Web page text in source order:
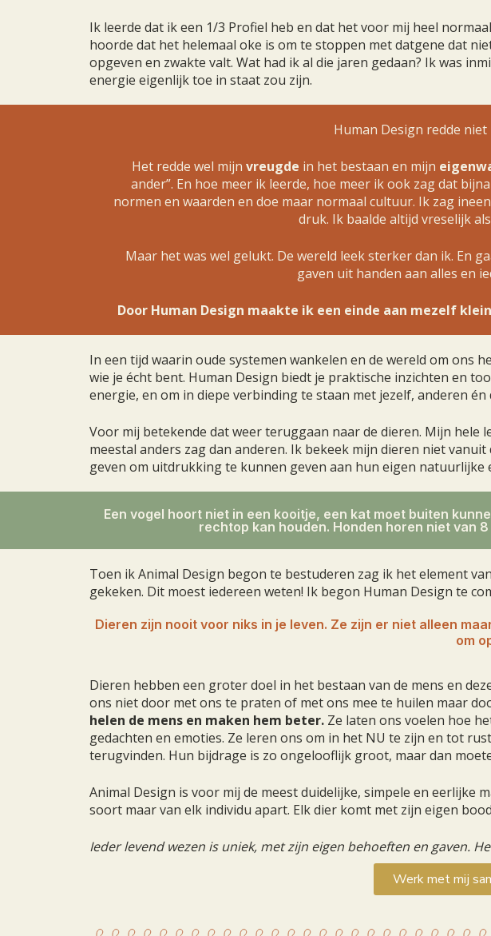
Ik leerde dat ik een 1/3 Profiel heb en dat het voor mij heel
hoorde dat het helemaal oke is om te stoppen met datgene dat
opgeven en zwakte valt. Wat had ik al die jaren gedaan? Ik was
energie eigenlijk toe in staat zou zijn.
Human Design redde
Het redde wel mijn vreugde in het bestaan en mijn
ander”. En hoe meer ik leerde, hoe meer ik ook zag dat
normen en waarden en doe maar normaal cultuur. Ik zag
druk. Ik baalde altijd vreselijk
Maar het was wel gelukt. De wereld leek sterker dan ik. En
gaven uit handen aan alles en
Door Human Design maakte ik een einde aan mezelf
In een tijd waarin oude systemen wankelen en de wereld om
wie je écht bent. Human Design biedt je praktische inzichten en
energie, en om in diepe verbinding te staan met jezelf, anderen én
Voor mij betekende dat weer teruggaan naar de dieren. Mijn hele
meestal anders zag dan anderen. Ik bekeek mijn dieren niet
geven om uitdrukking te kunnen geven aan hun eigen natuurlijke
Een vogel hoort niet in een kooitje, een kat moet buiten
rechtop kan houden. Honden horen niet van
Toen ik Animal Design begon te bestuderen zag ik het element
gekeken. Dit moest iedereen weten! Ik begon Human Design te
Dieren zijn nooit voor niks in je leven. Ze zijn er niet alleen
om
Dieren hebben een groter doel in het bestaan van de mens en
ons niet door met ons te praten of met ons mee te huilen maar
helen de mens en maken hem beter. Ze laten ons voelen hoe
gedachten en emoties. Ze leren ons om in het NU te zijn en tot
terugvinden. Hun bijdrage is zo ongelooflijk groot, maar dan
Animal Design is voor mij de meest duidelijke, simpele en
soort maar van elk individu apart. Elk dier komt met zijn eigen
Ieder levend wezen is uniek, met zijn eigen behoeften en gaven.
Werk met mij